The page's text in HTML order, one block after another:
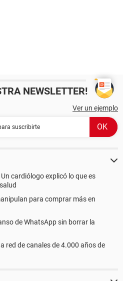
NEWSLETTER!
Ver un ejemplo
cardiólogo explicó lo que es
para comprar más en
de WhatsApp sin borrar la
red de canales de 4.000 años de